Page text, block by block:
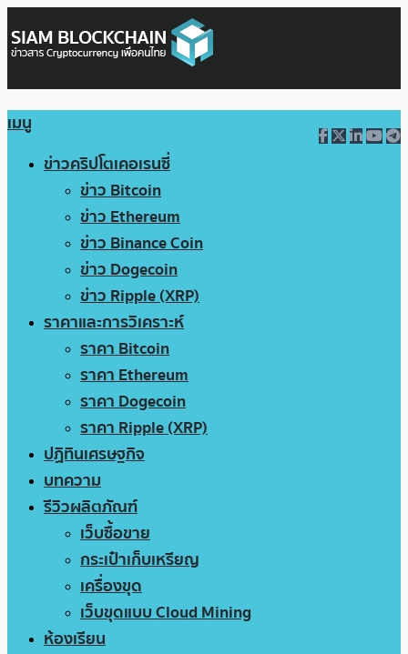
เมนู
ข่าวคริปโตเคอเรนซี่
ข่าว Bitcoin
ข่าว Ethereum
ข่าว Binance Coin
ข่าว Dogecoin
ข่าว Ripple (XRP)
ราคาและการวิเคราะห์
ราคา Bitcoin
ราคา Ethereum
ราคา Dogecoin
ราคา Ripple (XRP)
ปฏิทินเศรษฐกิจ
บทความ
รีวิวผลิตภัณฑ์
เว็บซื้อขาย
กระเป๋าเก็บเหรียญ
เครื่องขุด
เว็บขุดแบบ Cloud Mining
ห้องเรียน